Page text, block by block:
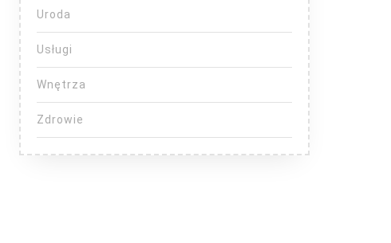
Uroda
Usługi
Wnętrza
Zdrowie